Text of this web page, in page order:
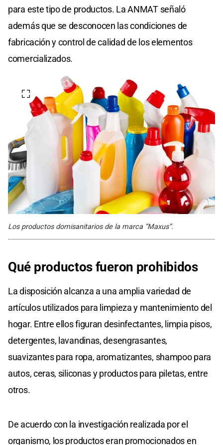
para este tipo de productos. La ANMAT señaló
además que se desconocen las condiciones de
fabricación y control de calidad de los elementos
comercializados.
Los productos domisanitarios de la marca “Maxus”.
Qué productos fueron prohibidos
La disposición alcanza a una amplia variedad de
artículos utilizados para limpieza y mantenimiento del
hogar. Entre ellos figuran desinfectantes, limpia pisos,
detergentes, lavandinas, desengrasantes,
suavizantes para ropa, aromatizantes, shampoo para
autos, ceras, siliconas y productos para piletas, entre
otros.
De acuerdo con la investigación realizada por el
organismo, los productos eran promocionados en